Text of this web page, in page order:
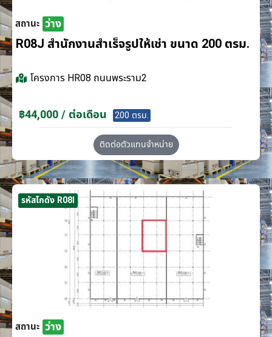
สถานะ ว่าง
R08J สำนักงานสำเร็จรูปให้เช่า ขนาด 200 ตรม.
โครงการ HR08 ถนนพระราม2
฿44,000 / ต่อเดือน 200 ตรม.
ติดต่อตัวแทนจำหน่าย
รหัสโกดัง R08I
สถานะ ว่าง